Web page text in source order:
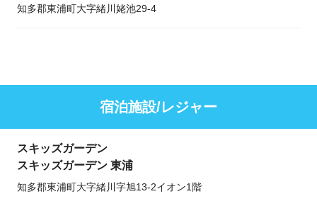
知多郡東浦町大字緒川姥池29-4
宿泊施設/レジャー
スキッズガーデン
スキッズガーデン 東浦
知多郡東浦町大字緒川字旭13-2イオン1階